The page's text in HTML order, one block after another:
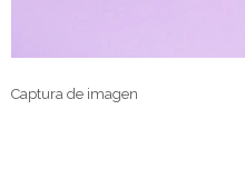
Captura de imagen